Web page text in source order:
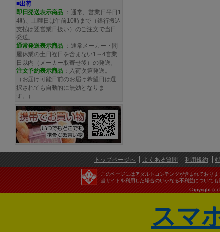
■出荷
即日発送表示商品 ：通常、営業日平日1
4時、土曜日は午前10時まで（銀行振込
支払は翌営業日扱い）のご注文で当日
発送。
通常発送表示商品 ：通常メーカー・問
屋休業の土日祝日を含まない1～4営業
日以内（メーカー取寄せ後）の発送。
注文予約表示商品 ：入荷次第発送。
（お届け可能日前のお届け希望日は選
択されても自動的に無効となりま
す。）
トップページへ よくある質問 利用規約
このページにはアダルトコンテンツが含まれており
当サイトを利用した場合のいかなる不利益について
Copyright (c)
スマ